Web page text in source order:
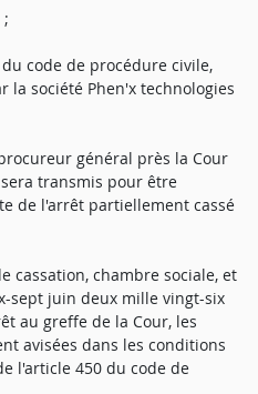
code de procédure civile,
la société Phen'x technologies
général près la Cour
transmis pour être
de l'arrêt partiellement cassé
cassation, chambre sociale, et
sept juin deux mille vingt-six
au greffe de la Cour, les
avisées dans les conditions
l'article 450 du code de